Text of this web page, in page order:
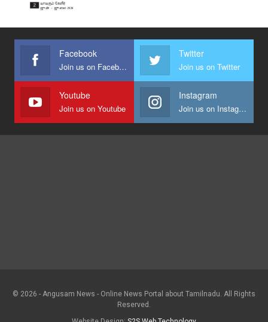
Facebook
Join us on Facebook
Twitter
Join us on Twitter
Youtube
Join us on Youtube
Instagram
Join us on Instagram
© 2026 - Angusam News - Online News Portal about Tamilnadu. All Rights
Reserved.